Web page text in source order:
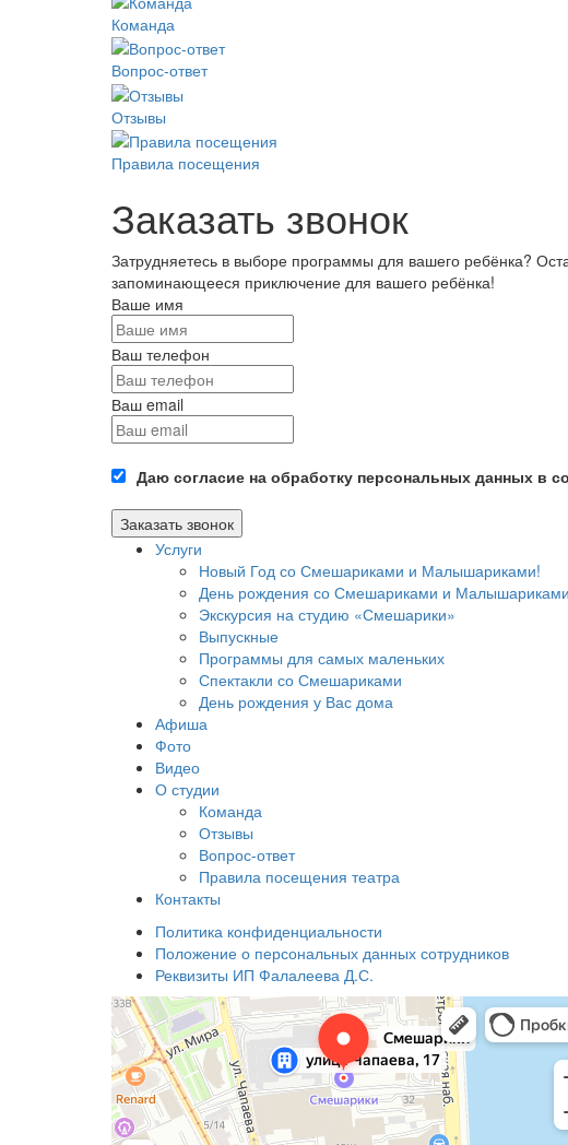
Команда
Вопрос-ответ
Отзывы
Правила посещения
Заказать звонок
Затрудняетесь в выборе программы для вашего ребёнка?
запоминающееся приключение для вашего ребёнка!
Ваше имя
Ваш телефон
Ваш email
Даю согласие на обработку персональных данных в
Заказать звонок
Услуги
Новый Год со Смешариками и Малышариками!
День рождения со Смешариками и
Экскурсия на студию «Смешарики»
Выпускные
Программы для самых маленьких
Спектакли со Смешариками
День рождения у Вас дома
Афиша
Фото
Видео
О студии
Команда
Отзывы
Вопрос-ответ
Правила посещения театра
Контакты
Политика конфиденциальности
Положение о персональных данных сотрудников
Реквизиты ИП Фалалеева Д.С.